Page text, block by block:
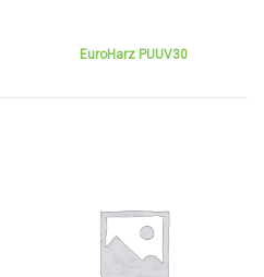
EuroHarz PUUV30